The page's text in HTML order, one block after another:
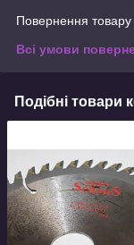
Повернення
Всі умови
Подібні товари